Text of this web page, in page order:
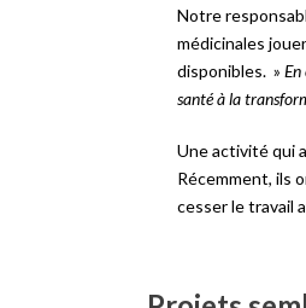
Notre
médicinales
disponibles. » En
santé à la
Une activité qui
Récemment, ils
cesser le travail